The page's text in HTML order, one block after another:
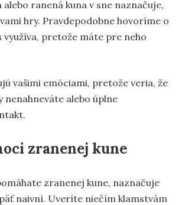
ranená kuna v sne naznačuje,
hry. Pravdepodobne hovoríme o
využíva, pretože máte pre neho
vašimi emóciami, pretože veria, že
nenahneváte alebo úplne
zranenej kune
zranenej kune, naznačuje
naivní. Uveríte niečím klamstvám